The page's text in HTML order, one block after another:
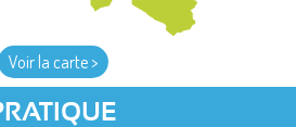
Voir la carte >